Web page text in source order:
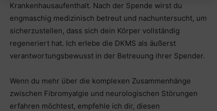
Krankenhausaufenthalt. Nach der Spende wirst du
engmaschig medizinisch betreut und nachuntersucht, um
sicherzustellen, dass sich dein Körper vollständig
regeneriert hat. Ich erlebe die DKMS als äußerst
verantwortungsbewusst in der Betreuung ihrer Spender.
Wenn du mehr über die komplexen Zusammenhänge
zwischen Fibromyalgie und neurologischen Störungen
erfahren möchtest, empfehle ich dir, diesen